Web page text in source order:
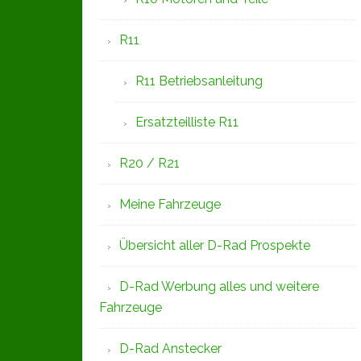
R11
R11 Betriebsanleitung
Ersatzteilliste R11
R20 / R21
Meine Fahrzeuge
Übersicht aller D-Rad Prospekte
D-Rad Werbung alles und weitere
Fahrzeuge
D-Rad Anstecker